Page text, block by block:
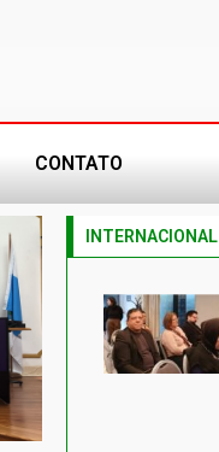
CONTATO
INTERNACIONAL